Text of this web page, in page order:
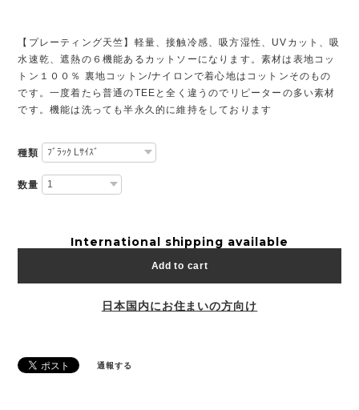
【プレーティング天竺】軽量、接触冷感、吸方湿性、UVカット、吸
水速乾、遮熱の６機能あるカットソーになります。素材は表地コッ
トン１００％ 裏地コットン/ナイロンで着心地はコットンそのもの
です。一度着たら普通のTEEと全く違うのでリピーターの多い素材
です。機能は洗っても半永久的に維持をしております
種類
数量
International shipping available
Add to cart
日本国内にお住まいの方向け
通報する